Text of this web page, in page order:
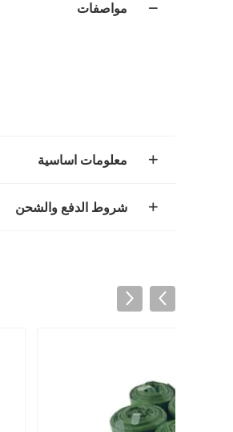
مواصفات
معلومات اساسية
شروط الدفع والشحن